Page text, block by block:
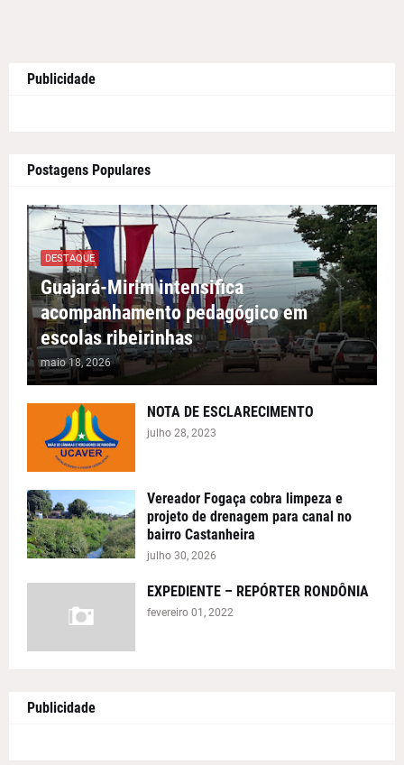
Publicidade
Postagens Populares
DESTAQUE
Guajará-Mirim intensifica
acompanhamento pedagógico em
escolas ribeirinhas
maio 18, 2026
NOTA DE ESCLARECIMENTO
julho 28, 2023
Vereador Fogaça cobra limpeza e
projeto de drenagem para canal no
bairro Castanheira
julho 30, 2026
EXPEDIENTE – REPÓRTER RONDÔNIA
fevereiro 01, 2022
Publicidade